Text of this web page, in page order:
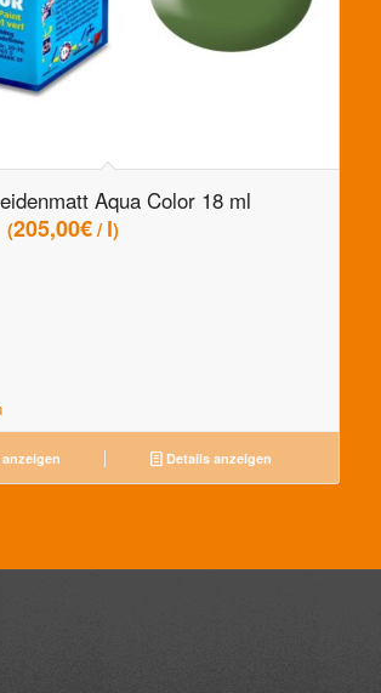
Aqua Color 18 ml
205,00€/l
Details anzeigen